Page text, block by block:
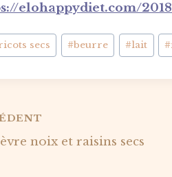
elohappydiet.com/
secs #beurre #lait #
noix et raisins secs